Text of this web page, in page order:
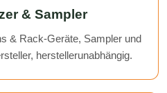
& Sampler
& Rack-Geräte, Sampler und
herstellerunabhängig.